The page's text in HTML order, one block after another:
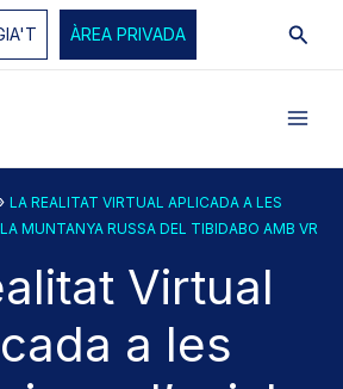
ÀREA PRIVADA
LA REALITAT VIRTUAL APLICADA A LES
LA MUNTANYA RUSSA DEL TIBIDABO AMB VR
Virtual
a les